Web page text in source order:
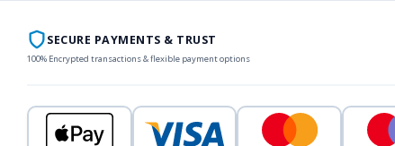
SECURE PAYMENTS & TRUST
100% Encrypted transactions & flexible payment options